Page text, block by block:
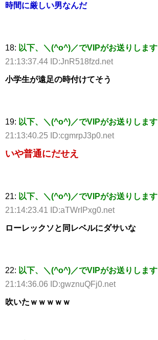
時間に厳しい男なんだ
18: 以下、＼(^o^)／でVIPがお送りします
21:13:37.44 ID:JnR518fzd.net
小学生が遠足の時付けてそう
19: 以下、＼(^o^)／でVIPがお送りします
21:13:40.25 ID:cgmrpJ3p0.net
いや普通にだせえ
21: 以下、＼(^o^)／でVIPがお送りします
21:14:23.41 ID:aTWrIPxg0.net
ローレックソと同レベルにダサいな
22: 以下、＼(^o^)／でVIPがお送りします
21:14:36.06 ID:gwznuQFj0.net
吹いたｗｗｗｗｗ